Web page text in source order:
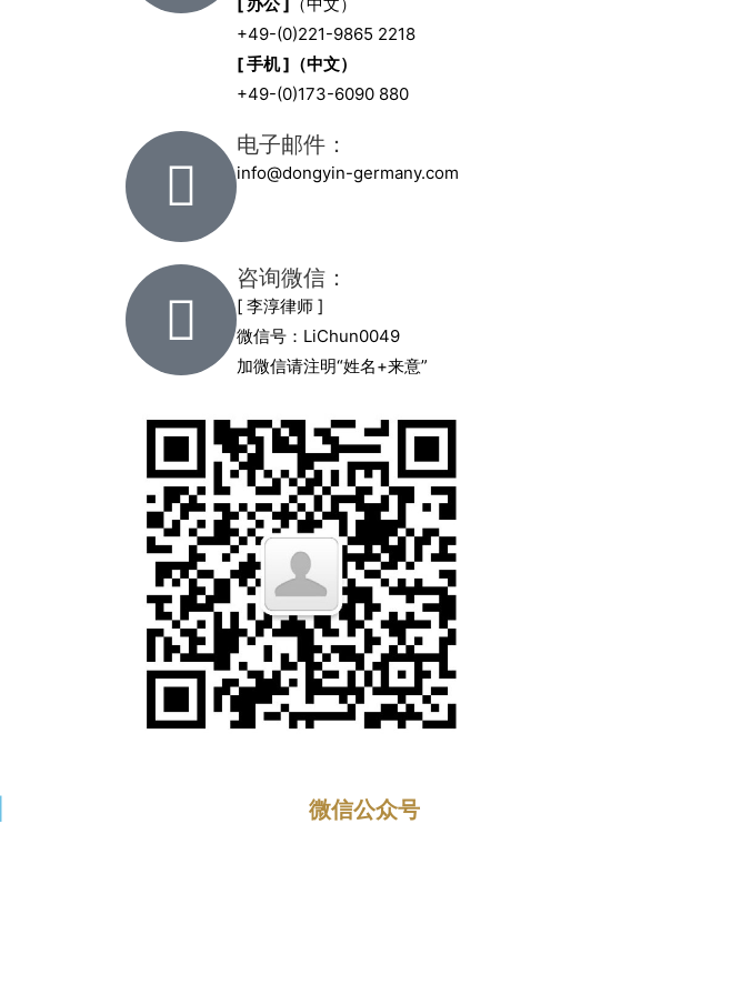
+49-(0)221-9865 2218
[ 手机 ]（中文）
+49-(0)173-6090 880
电子邮件：
info@dongyin-germany.com
咨询微信：
[ 李淳律师 ]
微信号：LiChun0049
加微信请注明“姓名+来意”
微信公众号